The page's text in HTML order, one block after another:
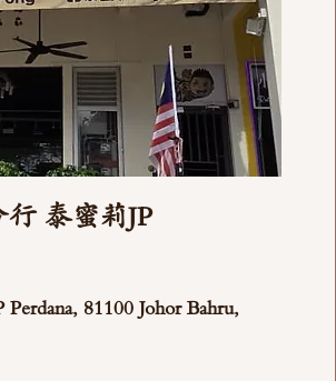
泰蜜莉JP
Perdana, 81100 Johor Bahru,